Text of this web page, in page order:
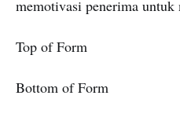
memotivasi penerima
Top of Form
Bottom of Form